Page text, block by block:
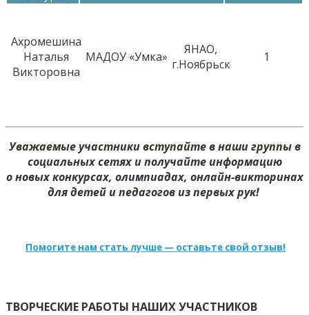
Ахромешина
Наталья
Викторовна
МАДОУ «Умка»
ЯНАО,
г.Ноябрьск
1
Уважаемые участники вступайте в наши группы в
социальных сетях и получайте информацию
о новых конкурсах, олимпиадах, онлайн-викторинах
для детей и педагогов из первых рук!
Помогите нам стать лучше — оставьте свой отзыв!
ТВОРЧЕСКИЕ РАБОТЫ НАШИХ УЧАСТНИКОВ